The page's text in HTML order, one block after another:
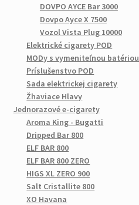
DOVPO AYCE Bar 3000
Dovpo Ayce X 7500
Vozol Vista Plug 10000
Elektrické cigarety POD
MODy s vymeniteľnou batériou
Príslušenstvo POD
Sada elektrickej cigarety
Žhaviace Hlavy
Jednorazové e-cigarety
Aroma King - Bugatti
Dripped Bar 800
ELF BAR 800
ELF BAR 800 ZERO
HIGS XL ZERO 900
Salt Cristallite 800
XO Havana